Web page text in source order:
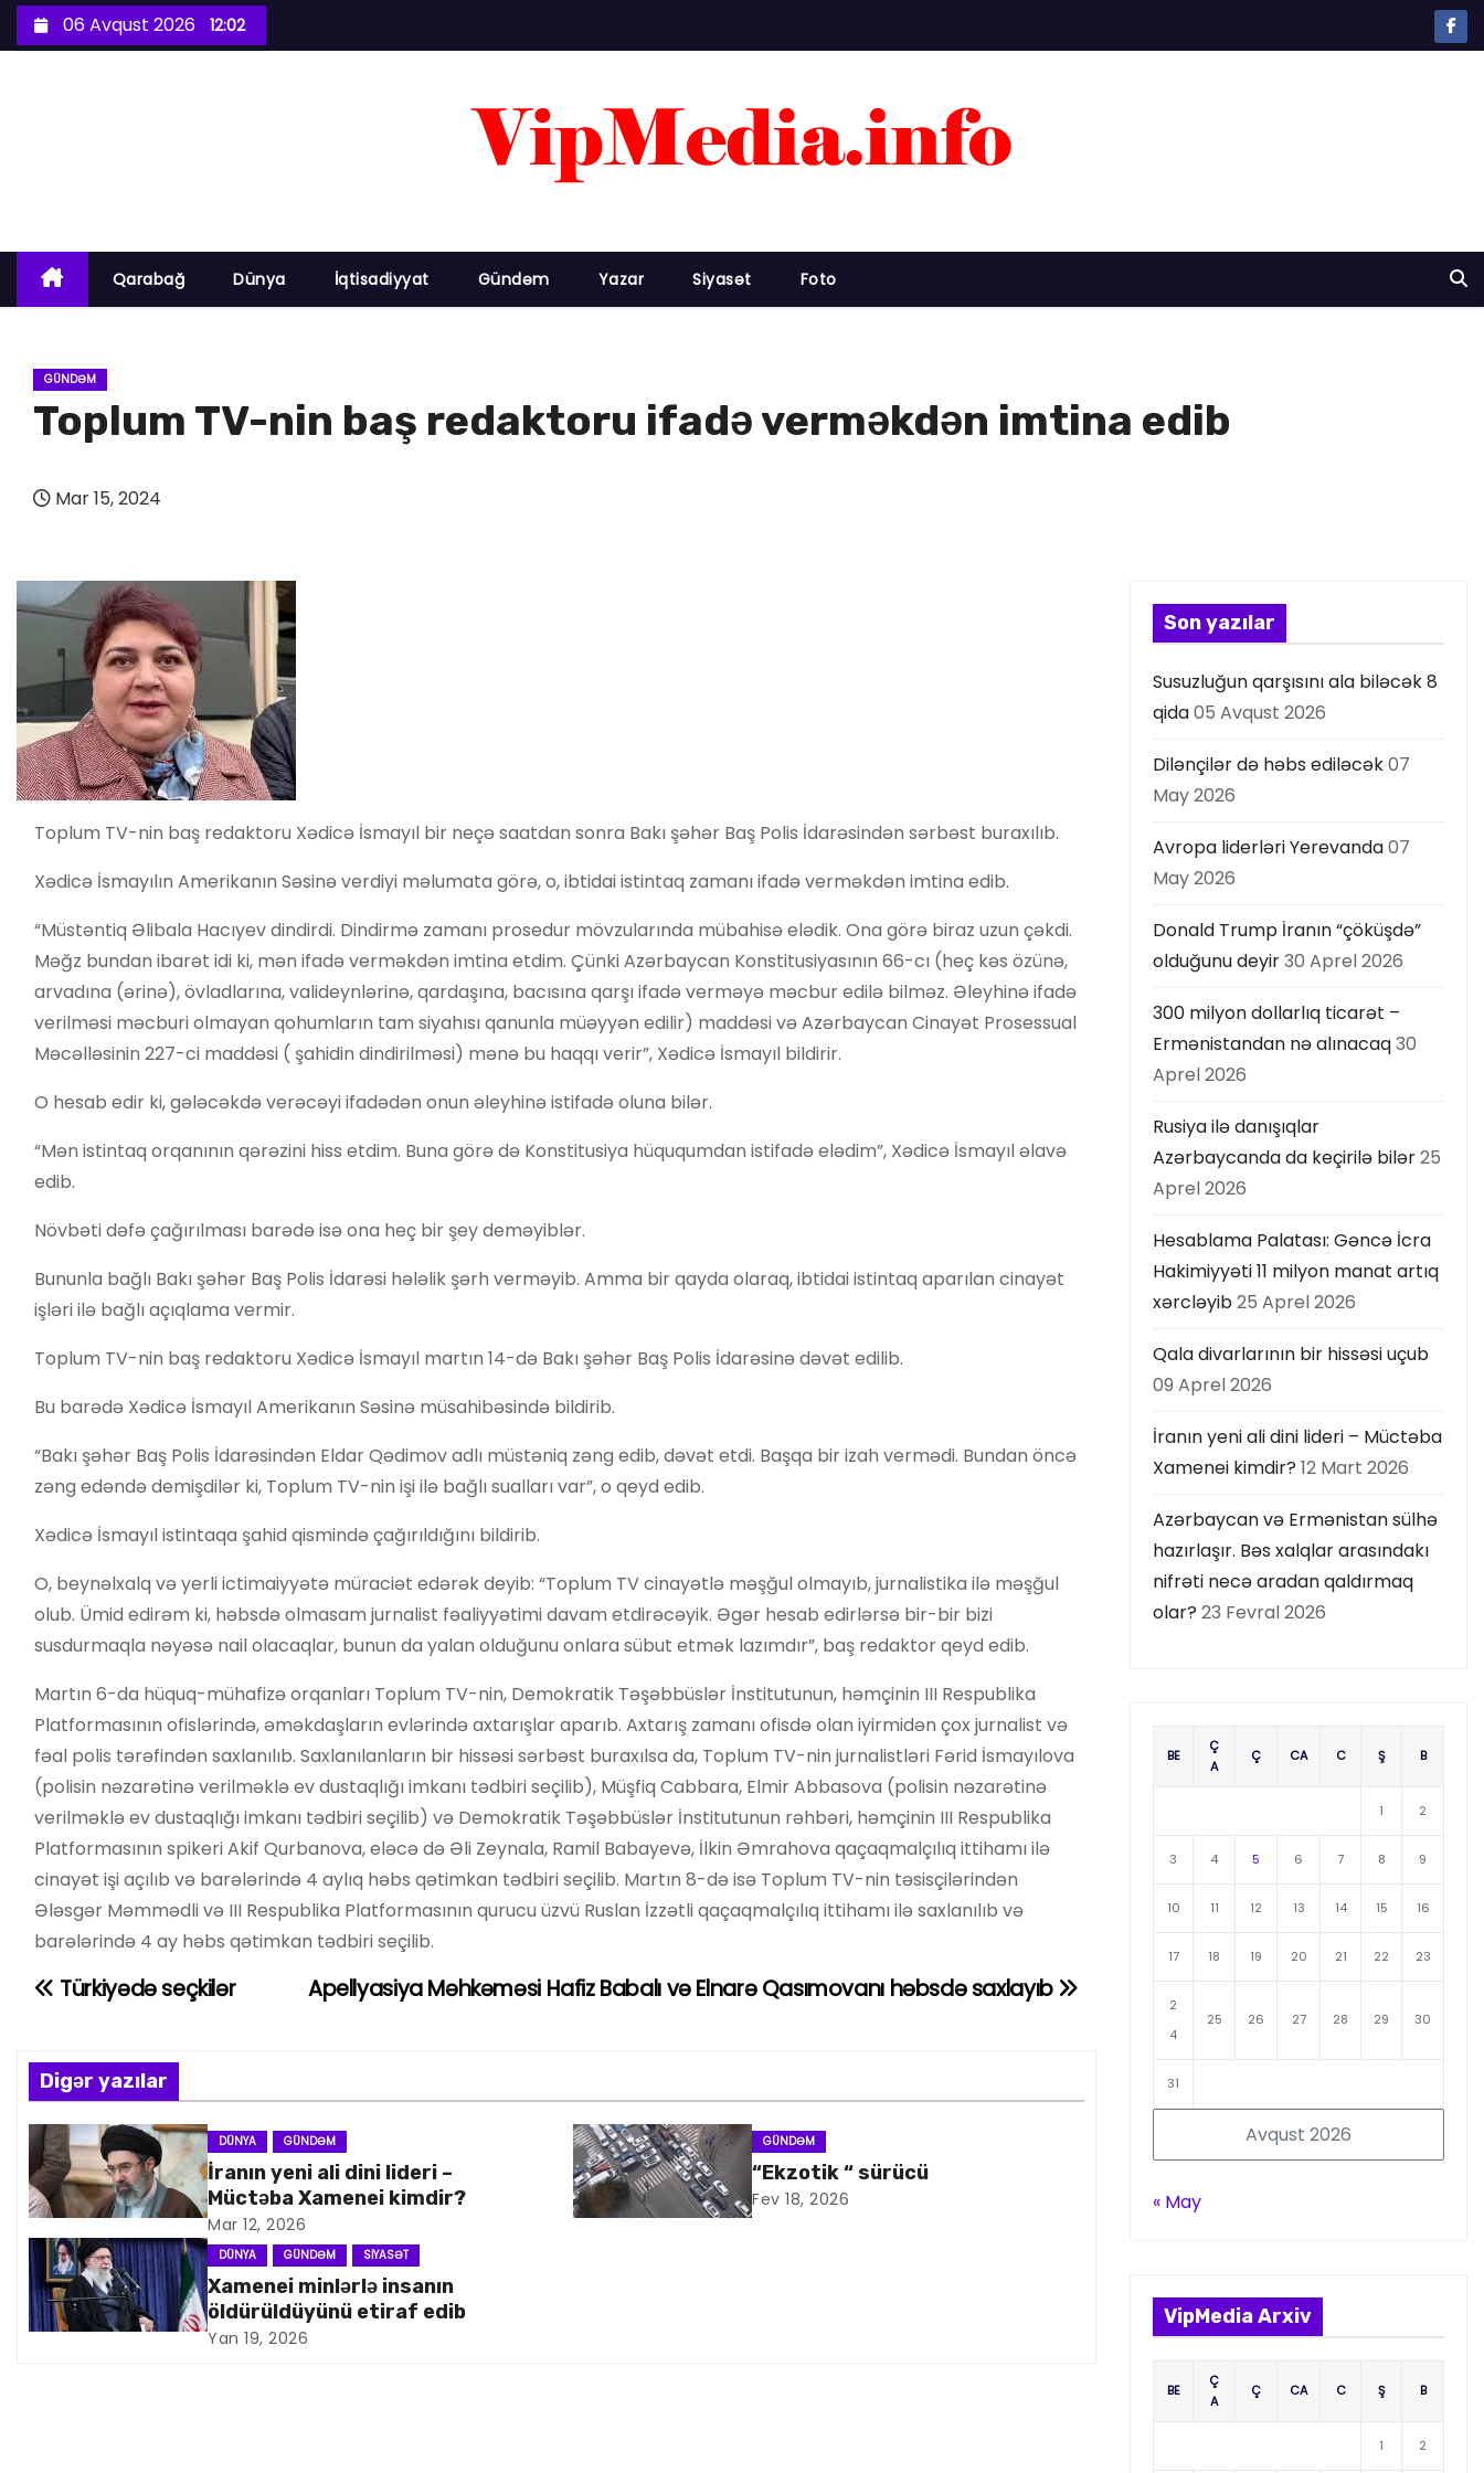
k
06 Avqust 2026 12:02
Qarabağ Dünya İqtisadiyyat Gündəm Yazar Siyasət Foto
GÜNDƏM
Toplum TV-nin baş redaktoru ifadə verməkdən imtina edib
Mar 15, 2024
Toplum TV-nin baş redaktoru Xədicə İsmayıl bir neçə saatdan sonra Bakı şəhər Baş Polis İdarəsindən sərbəst buraxılıb.
Xədicə İsmayılın Amerikanın Səsinə verdiyi məlumata görə, o, ibtidai istintaq zamanı ifadə verməkdən imtina edib.
“Müstəntiq Əlibala Hacıyev dindirdi. Dindirmə zamanı prosedur mövzularında mübahisə elədik. Ona görə biraz uzun çəkdi.
Məğz bundan ibarət idi ki, mən ifadə verməkdən imtina etdim. Çünki Azərbaycan Konstitusiyasının 66-cı (heç kəs özünə,
arvadına (ərinə), övladlarına, valideynlərinə, qardaşına, bacısına qarşı ifadə verməyə məcbur edilə bilməz. Əleyhinə ifadə
verilməsi məcburi olmayan qohumların tam siyahısı qanunla müəyyən edilir) maddəsi və Azərbaycan Cinayət Prosessual
Məcəlləsinin 227-ci maddəsi ( şahidin dindirilməsi) mənə bu haqqı verir”, Xədicə İsmayıl bildirir.
O hesab edir ki, gələcəkdə verəcəyi ifadədən onun əleyhinə istifadə oluna bilər.
“Mən istintaq orqanının qərəzini hiss etdim. Buna görə də Konstitusiya hüququmdan istifadə elədim”, Xədicə İsmayıl əlavə
edib.
Növbəti dəfə çağırılması barədə isə ona heç bir şey deməyiblər.
Bununla bağlı Bakı şəhər Baş Polis İdarəsi hələlik şərh verməyib. Amma bir qayda olaraq, ibtidai istintaq aparılan cinayət
işləri ilə bağlı açıqlama vermir.
Toplum TV-nin baş redaktoru Xədicə İsmayıl martın 14-də Bakı şəhər Baş Polis İdarəsinə dəvət edilib.
Bu barədə Xədicə İsmayıl Amerikanın Səsinə müsahibəsində bildirib.
“Bakı şəhər Baş Polis İdarəsindən Eldar Qədimov adlı müstəniq zəng edib, dəvət etdi. Başqa bir izah vermədi. Bundan öncə
zəng edəndə demişdilər ki, Toplum TV-nin işi ilə bağlı sualları var”, o qeyd edib.
Xədicə İsmayıl istintaqa şahid qismində çağırıldığını bildirib.
O, beynəlxalq və yerli ictimaiyyətə müraciət edərək deyib: “Toplum TV cinayətlə məşğul olmayıb, jurnalistika ilə məşğul
olub. Ümid edirəm ki, həbsdə olmasam jurnalist fəaliyyətimi davam etdirəcəyik. Əgər hesab edirlərsə bir-bir bizi
susdurmaqla nəyəsə nail olacaqlar, bunun da yalan olduğunu onlara sübut etmək lazımdır”, baş redaktor qeyd edib.
Martın 6-da hüquq-mühafizə orqanları Toplum TV-nin, Demokratik Təşəbbüslər İnstitutunun, həmçinin III Respublika
Platformasının ofislərində, əməkdaşların evlərində axtarışlar aparıb. Axtarış zamanı ofisdə olan iyirmidən çox jurnalist və
fəal polis tərəfindən saxlanılıb. Saxlanılanların bir hissəsi sərbəst buraxılsa da, Toplum TV-nin jurnalistləri Fərid İsmayılova
(polisin nəzarətinə verilməklə ev dustaqlığı imkanı tədbiri seçilib), Müşfiq Cabbara, Elmir Abbasova (polisin nəzarətinə
verilməklə ev dustaqlığı imkanı tədbiri seçilib) və Demokratik Təşəbbüslər İnstitutunun rəhbəri, həmçinin III Respublika
Platformasının spikeri Akif Qurbanova, eləcə də Əli Zeynala, Ramil Babayevə, İlkin Əmrahova qaçaqmalçılıq ittihamı ilə
cinayət işi açılıb və barələrində 4 aylıq həbs qətimkan tədbiri seçilib. Martın 8-də isə Toplum TV-nin təsisçilərindən
Ələsgər Məmmədli və III Respublika Platformasının qurucu üzvü Ruslan İzzətli qaçaqmalçılıq ittihamı ilə saxlanılıb və
barələrində 4 ay həbs qətimkan tədbiri seçilib.
Y
z
ı
n
a
v
i
Apellyasiya Məhkəməsi Hafiz Babalı və Elnarə Qasımovanı həbsdə saxlayıb
Türkiyədə seçkilər
Digər yazılar
DÜNYA GÜNDƏM
İranın yeni ali dini lideri –
Müctəba Xamenei kimdir?
Mar 12, 2026
GÜNDƏM
“Ekzotik “ sürücü
Fev 18, 2026
DÜNYA GÜNDƏM SIYASƏT
Xamenei minlərlə insanın
öldürüldüyünü etiraf edib
Yan 19, 2026
Son yazılar
Susuzluğun qarşısını ala biləcək 8
qida05 Avqust 2026
Dilənçilər də həbs ediləcək07
May 2026
Avropa liderləri Yerevanda07
May 2026
Donald Trump İranın “çöküşdə”
olduğunu deyir30 Aprel 2026
300 milyon dollarlıq ticarət –
Ermənistandan nə alınacaq30
Aprel 2026
Rusiya ilə danışıqlar
Azərbaycanda da keçirilə bilər25
Aprel 2026
Hesablama Palatası: Gəncə İcra
Hakimiyyəti 11 milyon manat artıq
xərcləyib25 Aprel 2026
Qala divarlarının bir hissəsi uçub
09 Aprel 2026
İranın yeni ali dini lideri – Müctəba
Xamenei kimdir? 12 Mart 2026
Azərbaycan və Ermənistan sülhə
hazırlaşır. Bəs xalqlar arasındakı
nifrəti necə aradan qaldırmaq
olar? 23 Fevral 2026
Avqust 2026
BE
Ç
A
Ç CA C Ş B
1 2
3 4 5 6 7 8 9
10 11 12 13 14 15 16
17 18 19 20 21 22 23
2
4
25 26 27 28 29 30
31
« May
VipMedia Arxiv
BE
Ç
A
Ç CA C Ş B
1 2